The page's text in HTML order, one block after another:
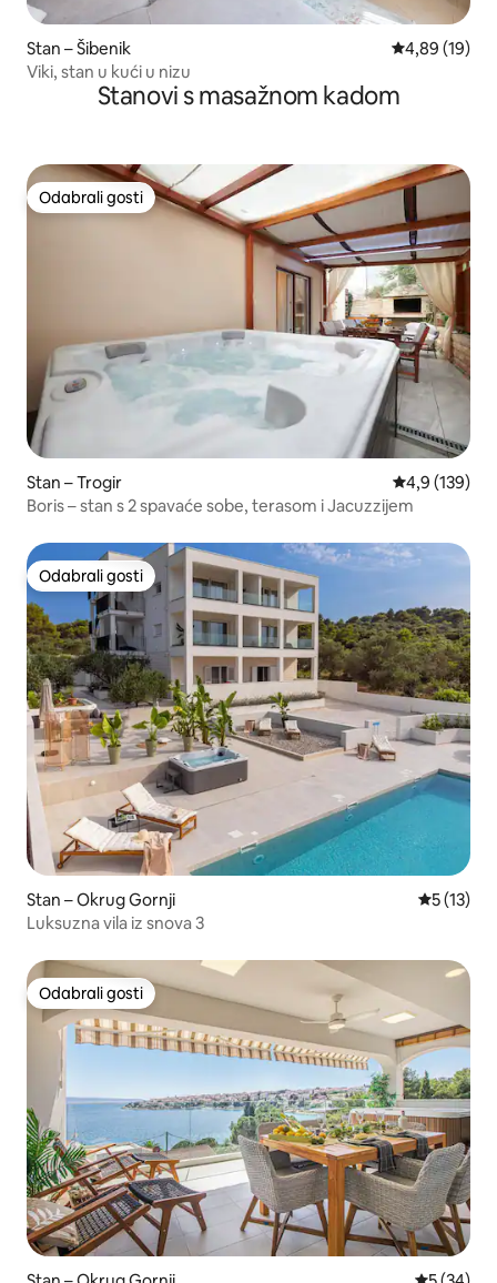
Stan – Šibenik Prosječna
4,89 (19)
Viki, stan u kući u nizu
Stanovi s masažnom kadom
Odabrali gosti
Odabrali gosti
Stan – Trogir Prosječna
4,9 (139)
Boris – stan s 2 spavaće sobe, terasom i Jacuzzijem
Odabrali gosti
Odabrali gosti
Stan – Okrug Gornji Prosječna
5 (13)
Luksuzna vila iz snova 3
Odabrali gosti
Odabrali gosti